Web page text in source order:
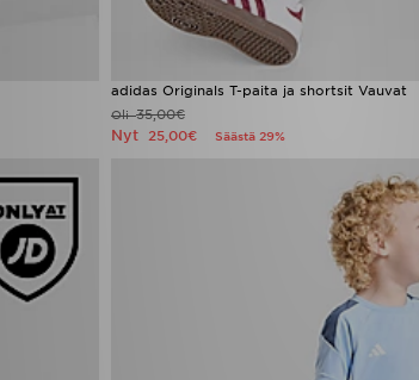
adidas Originals T-paita ja shortsit Vauvat
Oli35,00€
Nyt 25,00€ Säästä 29%